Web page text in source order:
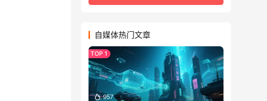
自媒体热门文章
957